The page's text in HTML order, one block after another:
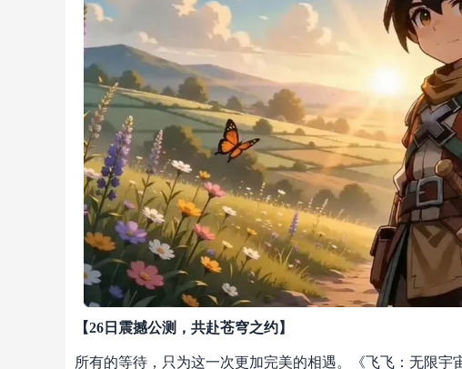
【26日震撼公测，共赴苍穹之约】
所有的等待，只为这一次更加完美的相遇。《飞飞：无限